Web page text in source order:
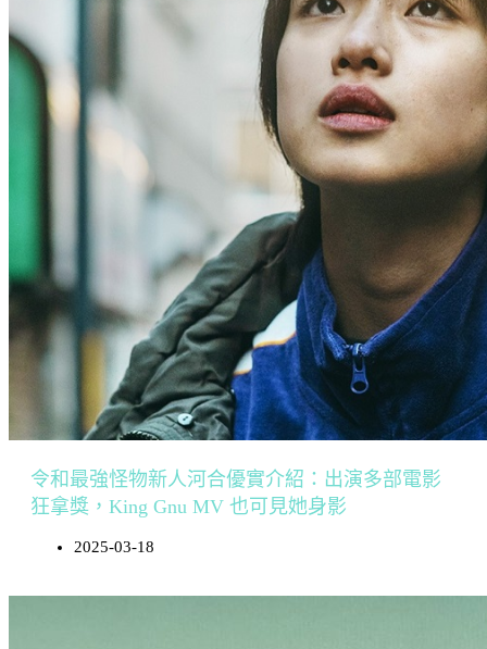
令和最強怪物新人河合優實介紹：出演多部電影
狂拿獎，King Gnu MV 也可見她身影
2025-03-18